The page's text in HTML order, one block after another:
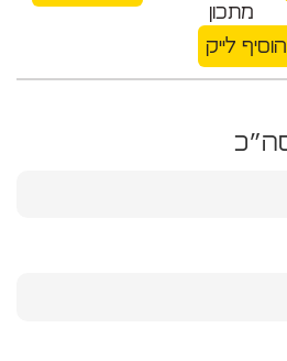
מתכון
הוסיף לייק